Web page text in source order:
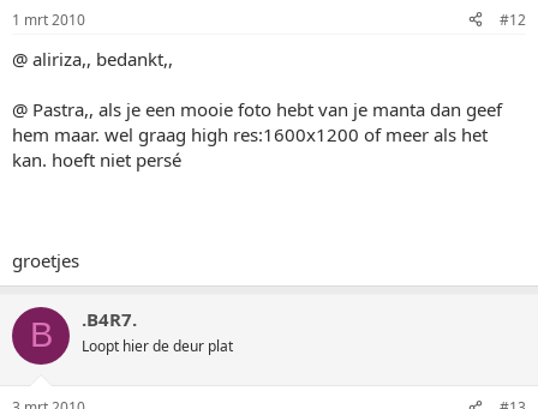
1 mrt 2010 #12
@ aliriza,, bedankt,,
@ Pastra,, als je een mooie foto hebt van je manta dan geef
hem maar. wel graag high res:1600x1200 of meer als het
kan. hoeft niet persé
groetjes
B .B4R7.
Loopt hier de deur plat